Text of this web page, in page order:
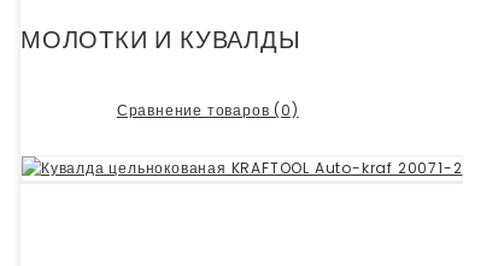
МОЛОТКИ И КУВАЛДЫ
Сравнение товаров (0)